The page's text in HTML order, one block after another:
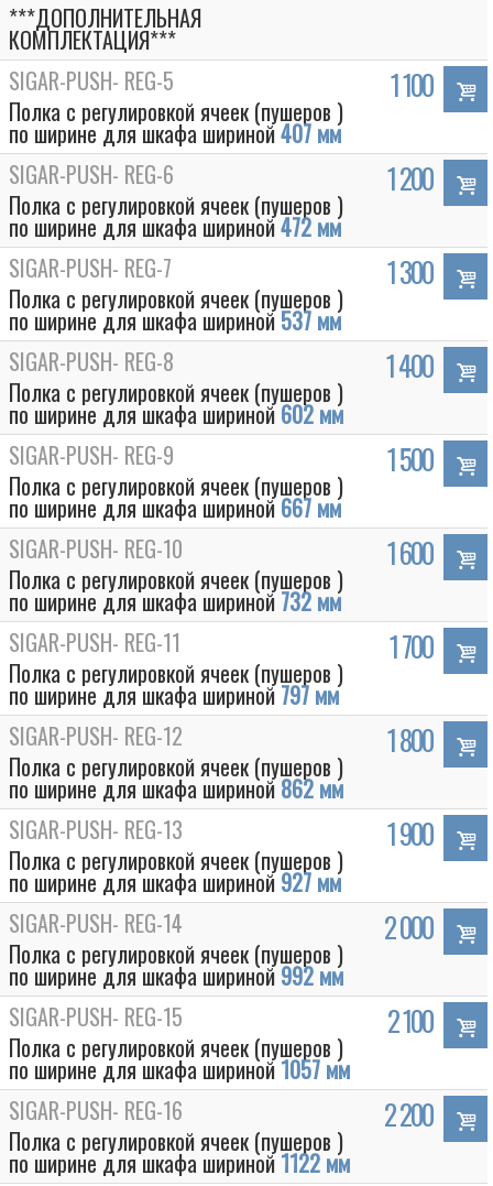
***ДОПОЛНИТЕЛЬНАЯ
КОМПЛЕКТАЦИЯ***
SIGAR-PUSH- REG-5
Полка с регулировкой ячеек (пушеров )
по ширине для шкафа шириной407 мм
1 100
SIGAR-PUSH- REG-6
Полка с регулировкой ячеек (пушеров )
по ширине для шкафа шириной472 мм
1 200
SIGAR-PUSH- REG-7
Полка с регулировкой ячеек (пушеров )
по ширине для шкафа шириной537 мм
1 300
SIGAR-PUSH- REG-8
Полка с регулировкой ячеек (пушеров )
по ширине для шкафа шириной602 мм
1 400
SIGAR-PUSH- REG-9
Полка с регулировкой ячеек (пушеров )
по ширине для шкафа шириной667 мм
1 500
SIGAR-PUSH- REG-10
Полка с регулировкой ячеек (пушеров )
по ширине для шкафа шириной732 мм
1 600
SIGAR-PUSH- REG-11
Полка с регулировкой ячеек (пушеров )
по ширине для шкафа шириной797 мм
1 700
SIGAR-PUSH- REG-12
Полка с регулировкой ячеек (пушеров )
по ширине для шкафа шириной862 мм
1 800
SIGAR-PUSH- REG-13
Полка с регулировкой ячеек (пушеров )
по ширине для шкафа шириной927 мм
1 900
SIGAR-PUSH- REG-14
Полка с регулировкой ячеек (пушеров )
по ширине для шкафа шириной992 мм
2 000
SIGAR-PUSH- REG-15
Полка с регулировкой ячеек (пушеров )
по ширине для шкафа шириной1057 мм
2 100
SIGAR-PUSH- REG-16
Полка с регулировкой ячеек (пушеров )
по ширине для шкафа шириной1122 мм
2 200